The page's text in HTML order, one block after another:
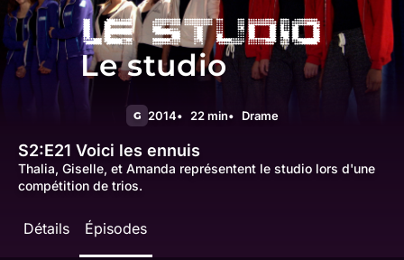
Le studio
G 2014 22 min Drame
S2:E21 Voici les ennuis
Thalia, Giselle, et Amanda représentent le studio lors d'une
compétition de trios.
Détails Épisodes